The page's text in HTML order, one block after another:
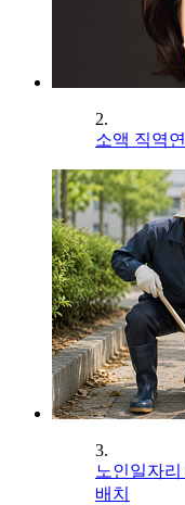
2.
소액 직역
3.
노인일자
배치